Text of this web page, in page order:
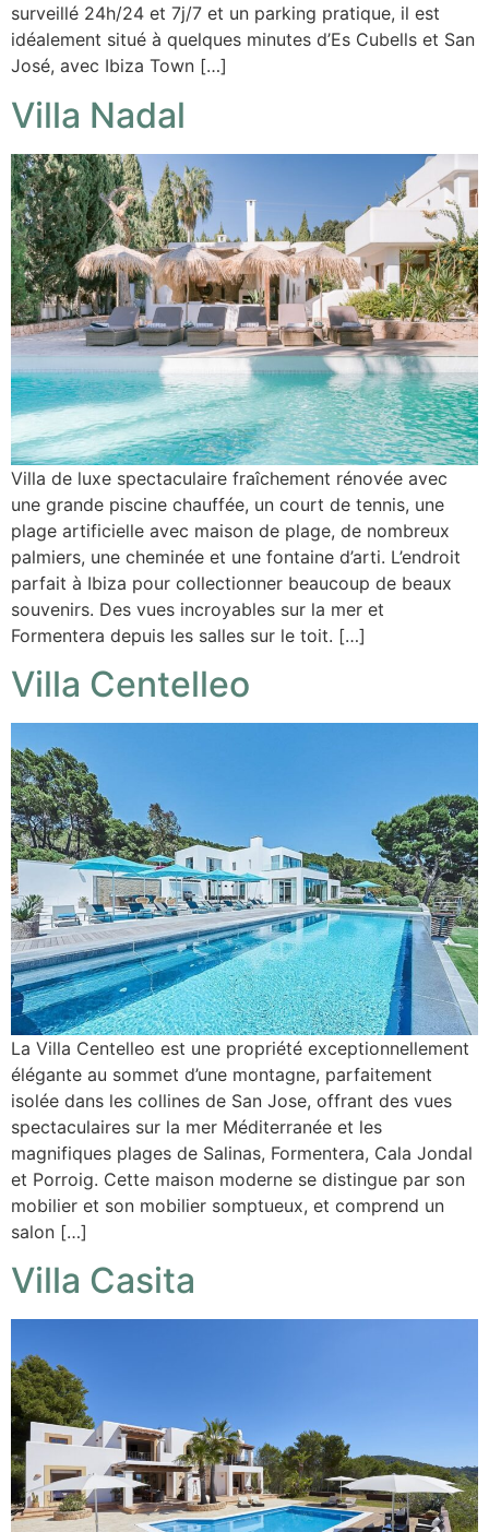
surveillé 24h/24 et 7j/7 et un parking pratique, il est
idéalement situé à quelques minutes d’Es Cubells et San
José, avec Ibiza Town […]
Villa Nadal
Villa de luxe spectaculaire fraîchement rénovée avec
une grande piscine chauffée, un court de tennis, une
plage artificielle avec maison de plage, de nombreux
palmiers, une cheminée et une fontaine d’arti. L’endroit
parfait à Ibiza pour collectionner beaucoup de beaux
souvenirs. Des vues incroyables sur la mer et
Formentera depuis les salles sur le toit. […]
Villa Centelleo
La Villa Centelleo est une propriété exceptionnellement
élégante au sommet d’une montagne, parfaitement
isolée dans les collines de San Jose, offrant des vues
spectaculaires sur la mer Méditerranée et les
magnifiques plages de Salinas, Formentera, Cala Jondal
et Porroig. Cette maison moderne se distingue par son
mobilier et son mobilier somptueux, et comprend un
salon […]
Villa Casita